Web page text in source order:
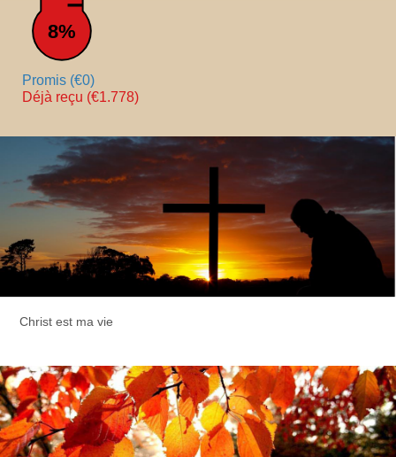
8%
Promis (€0)
Déjà reçu (€1.778)
Christ est ma vie